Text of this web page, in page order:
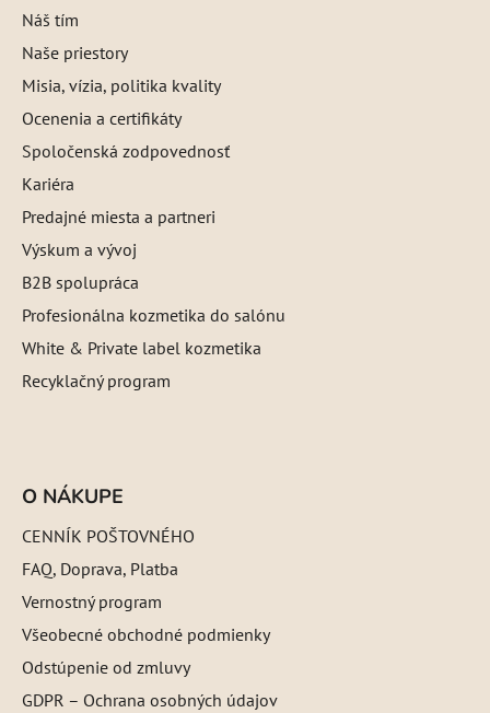
Náš tím
Naše priestory
Misia, vízia, politika kvality
Ocenenia a certifikáty
Spoločenská zodpovednosť
Kariéra
Predajné miesta a partneri
Výskum a vývoj
B2B spolupráca
Profesionálna kozmetika do salónu
White & Private label kozmetika
Recyklačný program
O NÁKUPE
CENNÍK POŠTOVNÉHO
FAQ, Doprava, Platba
Vernostný program
Všeobecné obchodné podmienky
Odstúpenie od zmluvy
GDPR – Ochrana osobných údajov